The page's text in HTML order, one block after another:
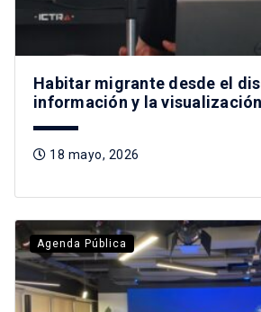
Habitar migrante desde el
información y la
18 mayo, 2026
Agenda Pública